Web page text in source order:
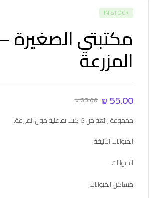
IN STOCK
مكتبتي الصغيرة –
المزرعة
₪65.00 ₪55.00
مجموعة رائعة من 6 كتب تفاعلية حول المزرعة:
الحيوانات الأليفة
الحيوانات
مساكن الحيوانات